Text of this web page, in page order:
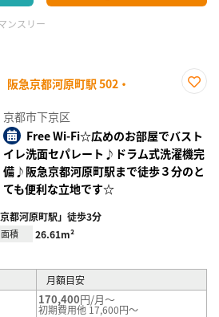
ンスリー
急京都河原町駅 502・
録
京都市下京区
Free Wi-Fi☆広めのお部屋でバスト
イレ洗面セパレート♪ドラム式洗濯機完
備♪阪急京都河原町駅まで徒歩３分のと
ても便利な立地です☆
都河原町駅」徒歩3分
面積 26.61m²
月額目安
170,400円/月～
初期費用他 17,600円～